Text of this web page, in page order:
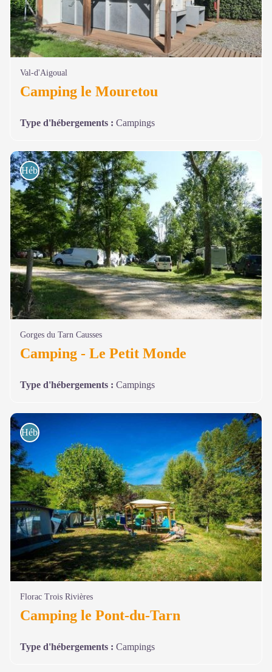
Val-d'Aigoual
Camping le Mouretou
Type d'hébergements : Campings
Hébergements
Gorges du Tarn Causses
Camping - Le Petit Monde
Type d'hébergements : Campings
Hébergements
Florac Trois Rivières
Camping le Pont-du-Tarn
Type d'hébergements : Campings